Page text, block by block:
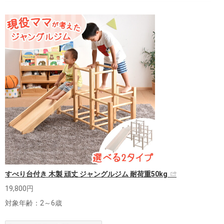
すべり台付き 木製 頑丈 ジャングルジム 耐荷重50kg
19,800円
対象年齢：2～6歳